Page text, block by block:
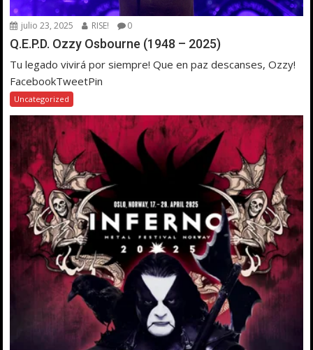
julio 23, 2025 RISE! 0
Q.E.P.D. Ozzy Osbourne (1948 – 2025)
Tu legado vivirá por siempre! Que en paz descanses, Ozzy!
FacebookTweetPin
Uncategorized